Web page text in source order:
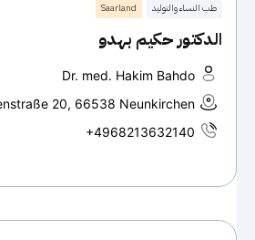
طب النساء والتوليد Saarland
الدكتور حكيم بهدو
Dr. med. Hakim Bahdo
20, 66538 Neunkirchen
+4968213632140